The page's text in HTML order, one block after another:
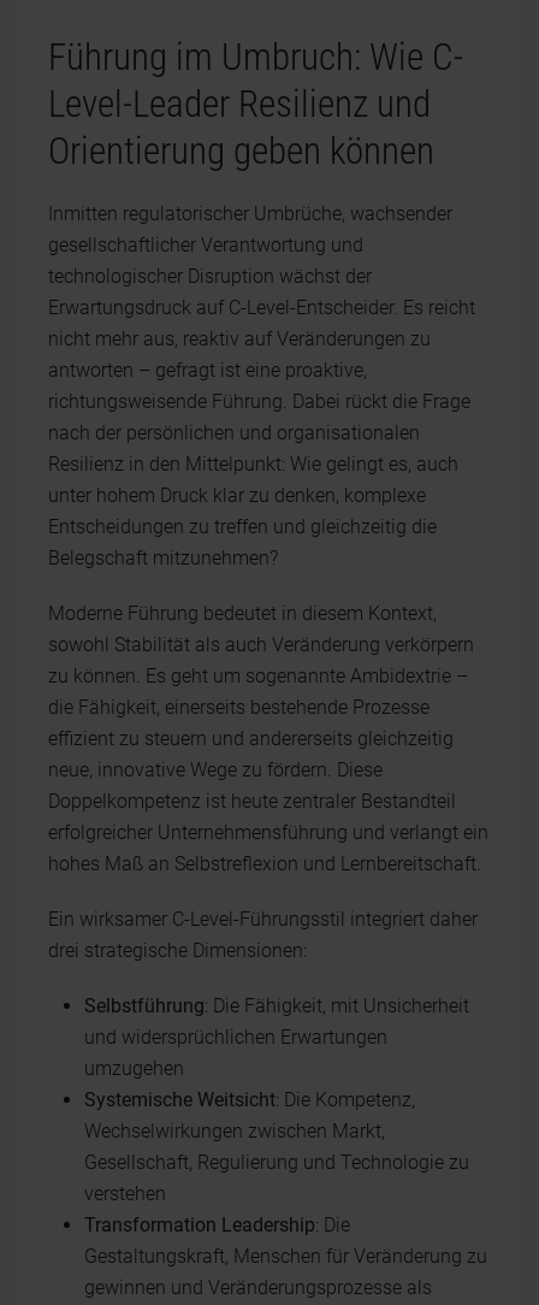
Führung im Umbruch: Wie C-
Level-Leader Resilienz und
Orientierung geben können
Inmitten regulatorischer Umbrüche, wachsender
gesellschaftlicher Verantwortung und
technologischer Disruption wächst der
Erwartungsdruck auf C-Level-Entscheider. Es reicht
nicht mehr aus, reaktiv auf Veränderungen zu
antworten – gefragt ist eine proaktive,
richtungsweisende Führung. Dabei rückt die Frage
nach der persönlichen und organisationalen
Resilienz in den Mittelpunkt: Wie gelingt es, auch
unter hohem Druck klar zu denken, komplexe
Entscheidungen zu treffen und gleichzeitig die
Belegschaft mitzunehmen?
Moderne Führung bedeutet in diesem Kontext,
sowohl Stabilität als auch Veränderung verkörpern
zu können. Es geht um sogenannte Ambidextrie –
die Fähigkeit, einerseits bestehende Prozesse
effizient zu steuern und andererseits gleichzeitig
neue, innovative Wege zu fördern. Diese
Doppelkompetenz ist heute zentraler Bestandteil
erfolgreicher Unternehmensführung und verlangt ein
hohes Maß an Selbstreflexion und Lernbereitschaft.
Ein wirksamer C-Level-Führungsstil integriert daher
drei strategische Dimensionen:
Selbstführung: Die Fähigkeit, mit Unsicherheit
und widersprüchlichen Erwartungen
umzugehen
Systemische Weitsicht: Die Kompetenz,
Wechselwirkungen zwischen Markt,
Gesellschaft, Regulierung und Technologie zu
verstehen
Transformation Leadership: Die
Gestaltungskraft, Menschen für Veränderung zu
gewinnen und Veränderungsprozesse als